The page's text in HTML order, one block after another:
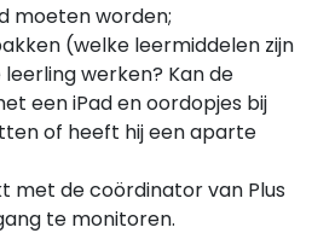
moeten worden;
(welke leermiddelen zijn
werken? Kan de
een iPad en oordopjes bij
of heeft hij een aparte
met de coördinator van Plus
te monitoren.